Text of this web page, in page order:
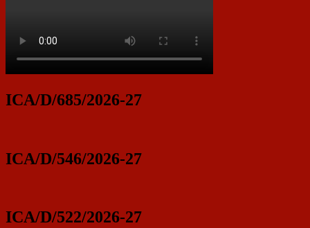
ICA/D/685/2026-27
ICA/D/546/2026-27
ICA/D/522/2026-27